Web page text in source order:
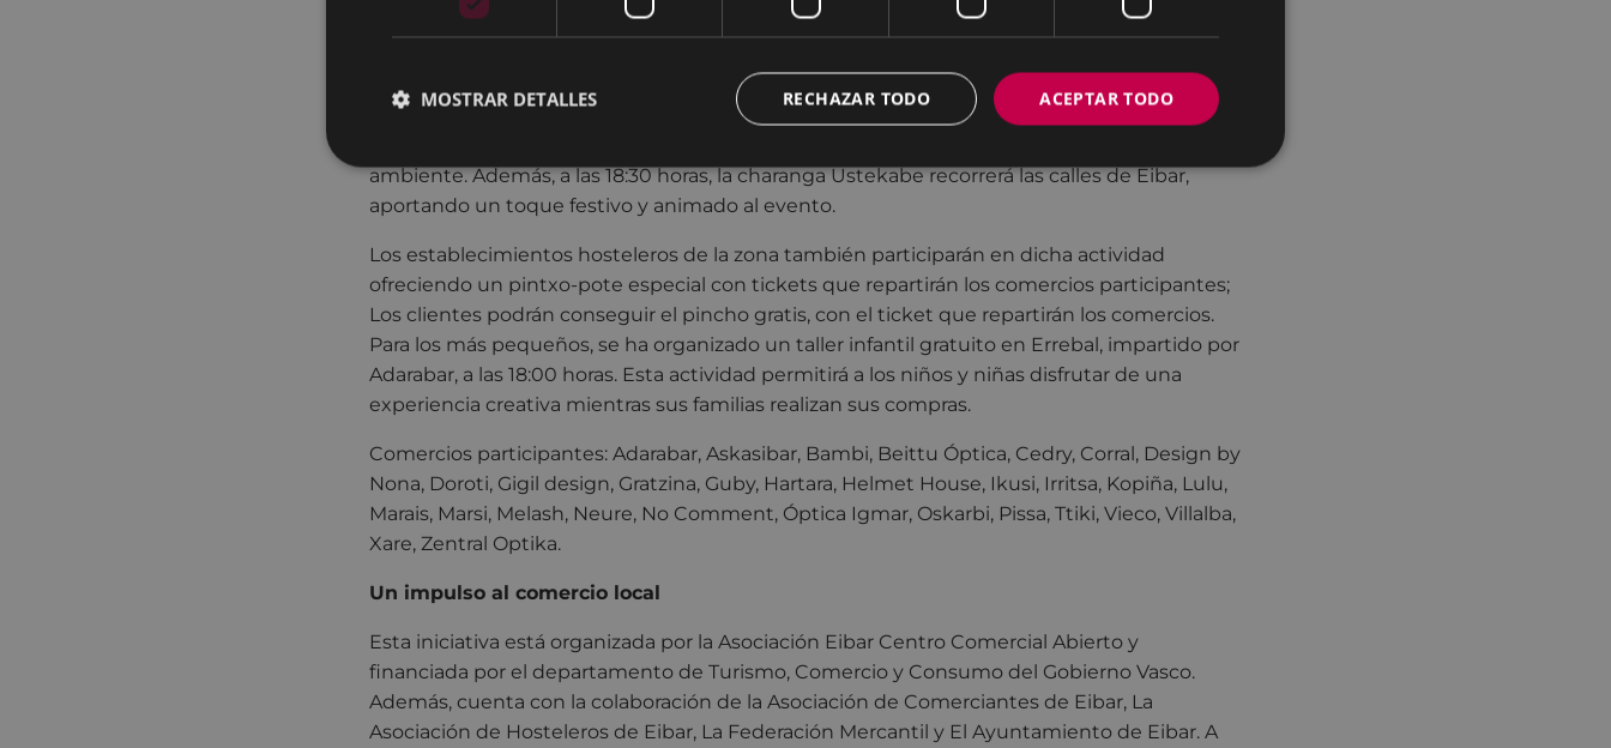
Un total de 30 tiendas expondrán artículos durante todo el día con el objetivo de dinamizar
el comercio. Los asistentes podrán aprovechar esta ocasión para descubrir una amplia
variedad de artículos en un ambiente diferente al habitual, disfrutando del trato cercano
que caracteriza al comercio de proximidad al aire libre.
ambiente. Además, a las 18:30 horas, la charanga Ustekabe recorrerá las calles de Eibar,
aportando un toque festivo y animado al evento.
Los establecimientos hosteleros de la zona también participarán en dicha actividad
ofreciendo un pintxo-pote especial con tickets que repartirán los comercios participantes;
Los clientes podrán conseguir el pincho gratis, con el ticket que repartirán los comercios.
Para los más pequeños, se ha organizado un taller infantil gratuito en Errebal, impartido por
Adarabar, a las 18:00 horas. Esta actividad permitirá a los niños y niñas disfrutar de una
experiencia creativa mientras sus familias realizan sus compras.
Comercios participantes: Adarabar, Askasibar, Bambi, Beittu Óptica, Cedry, Corral, Design by
Nona, Doroti, Gigil design, Gratzina, Guby, Hartara, Helmet House, Ikusi, Irritsa, Kopiña, Lulu,
Marais, Marsi, Melash, Neure, No Comment, Óptica Igmar, Oskarbi, Pissa, Ttiki, Vieco, Villalba,
Xare, Zentral Optika.
Un impulso al comercio local
Esta iniciativa está organizada por la Asociación Eibar Centro Comercial Abierto y
financiada por el departamento de Turismo, Comercio y Consumo del Gobierno Vasco.
Además, cuenta con la colaboración de la Asociación de Comerciantes de Eibar, La
Asociación de Hosteleros de Eibar, La Federación Mercantil y El Ayuntamiento de Eibar. A
ACEPTAR TODO
RECHAZAR TODO
MOSTRAR DETALLES